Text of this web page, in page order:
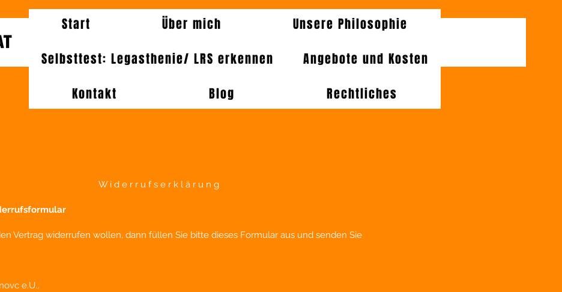
Start Über mich
Unsere Philosophie
Selbsttest: Legasthenie/ LRS erkennen
Angebote und Kosten
Kontakt
Blog Rechtliches
W i d e r r u f s e r k l ä r u n g
Vertrag widerrufen wollen, dann füllen Sie bitte dieses Formular aus und senden Sie
e.U.,